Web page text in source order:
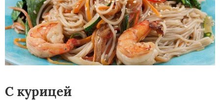
С курицей